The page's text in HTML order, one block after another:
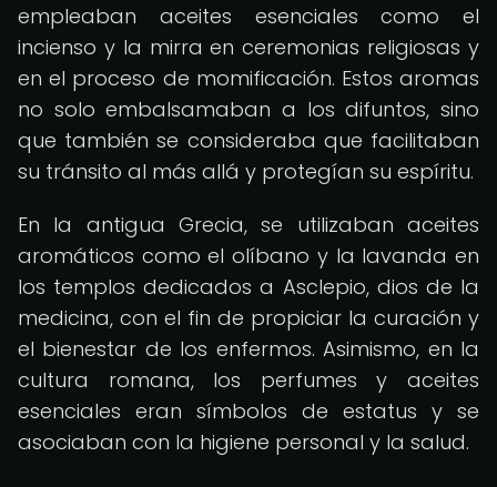
empleaban aceites esenciales como el
incienso y la mirra en ceremonias religiosas y
en el proceso de momificación. Estos aromas
no solo embalsamaban a los difuntos, sino
que también se consideraba que facilitaban
su tránsito al más allá y protegían su espíritu.
En la antigua Grecia, se utilizaban aceites
aromáticos como el olíbano y la lavanda en
los templos dedicados a Asclepio, dios de la
medicina, con el fin de propiciar la curación y
el bienestar de los enfermos. Asimismo, en la
cultura romana, los perfumes y aceites
esenciales eran símbolos de estatus y se
asociaban con la higiene personal y la salud.